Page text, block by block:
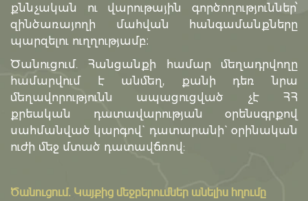
քննչական ու վարութային գործողություններ՝
զինծառայողի մահվան հանգամանքները
պարզելու ուղղությամբ։
Ծանուցում. Հանցանքի համար մեղադրվողը
համարվում է անմեղ, քանի դեռ նրա
մեղավորությունն ապացուցված չէ ՀՀ
քրեական դատավարության օրենսգրքով
սահմանված կարգով` դատարանի` օրինական
ուժի մեջ մտած դատավճռով:
Ծանուցում․ Կայքից մեջբերումներ անելիս հղումը